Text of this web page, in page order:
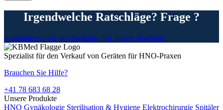
Irgendwelche Ratschläge? Frage ?
Kontaktieren Sie uns Bestellen Sie unsere Produkte
Spezialist für den Verkauf von Geräten für HNO-Praxen
Brauchen Sie Hilfe?
+41 78 683 68 28
Unsere Produkte
HNO Gynäkologie Sterilisation & Hygiene Elektrochirurgie Spitäler